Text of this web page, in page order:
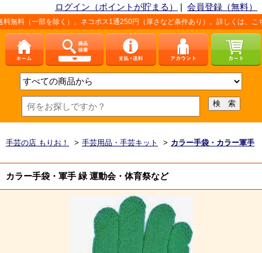
ログイン（ポイントが貯まる） | 会員登録（無料）
、ネコポス1通250円（厚さなど条件あり）。詳しくは、こちら「お支払方法
手芸の店 もりお！ > 手芸用品・手芸キット > カラー手袋・カラー軍手
カラー手袋・軍手 緑 運動会・体育祭など